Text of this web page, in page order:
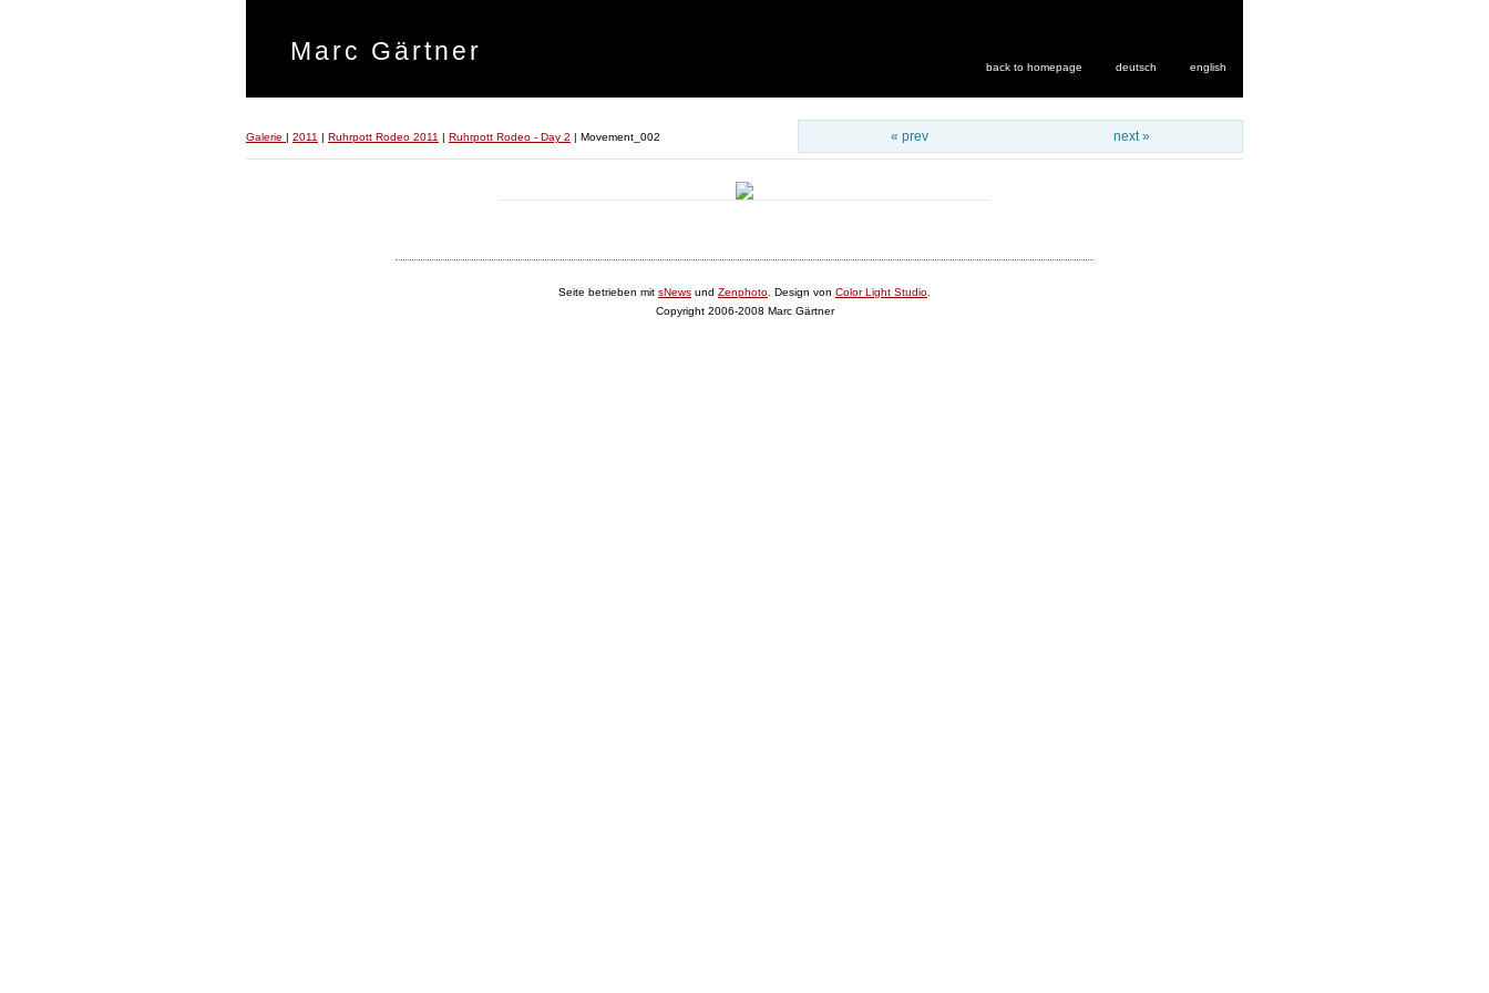
Marc Gärtner
back to homepage deutsch english
« prev next »
Galerie | 2011 | Ruhrpott Rodeo 2011 | Ruhrpott Rodeo - Day 2 | Movement_002
Seite betrieben mit sNews und Zenphoto . Design von Color Light Studio
Copyright 2006-2008 Marc Gärtner